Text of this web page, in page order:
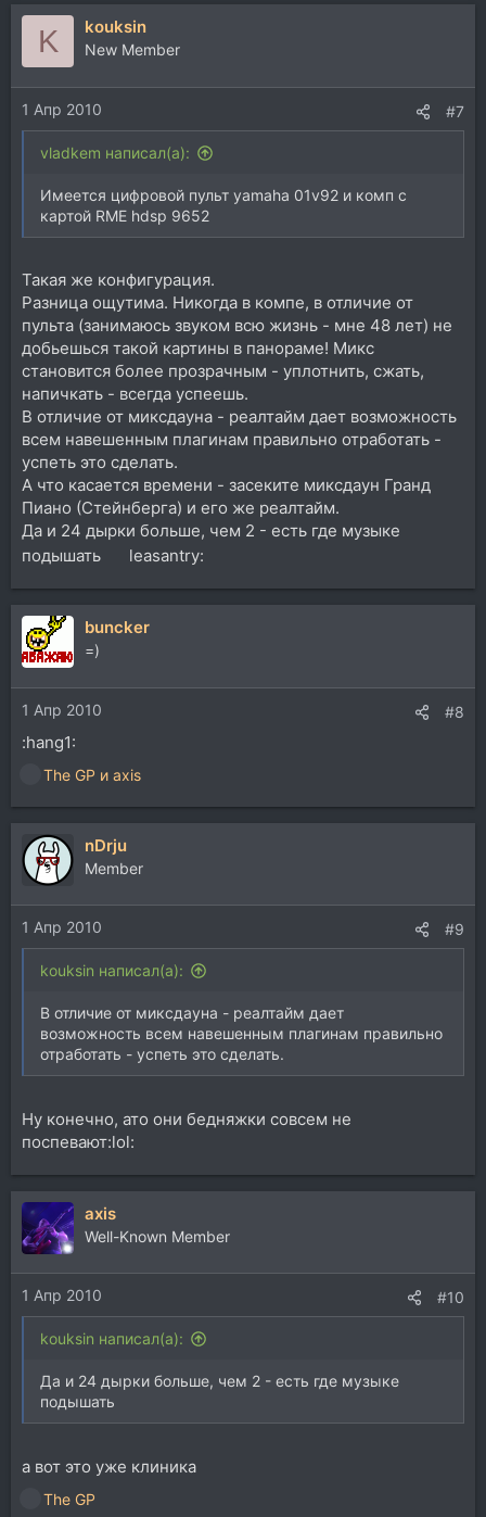
K kouksin
New Member
1 Апр 2010 #7
vladkem написал(а):
Имеется цифровой пульт yamaha 01v92 и комп с
картой RME hdsp 9652
Такая же конфигурация.
Разница ощутима. Никогда в компе, в отличие от
пульта (занимаюсь звуком всю жизнь - мне 48 лет) не
добьешься такой картины в панораме! Микс
становится более прозрачным - уплотнить, сжать,
напичкать - всегда успеешь.
В отличие от миксдауна - реалтайм дает возможность
всем навешенным плагинам правильно отработать -
успеть это сделать.
А что касается времени - засеките миксдаун Гранд
Пиано (Стейнберга) и его же реалтайм.
Да и 24 дырки больше, чем 2 - есть где музыке
подышать
leasantry:
buncker
=)
1 Апр 2010 #8
:hang1:
е
а
к
ц
и
:
The GP и axis
nDrju
Member
1 Апр 2010 #9
kouksin написал(а):
В отличие от миксдауна - реалтайм дает
возможность всем навешенным плагинам правильно
отработать - успеть это сделать.
Ну конечно, ато они бедняжки совсем не
поспевают:lol:
axis
Well-Known Member
1 Апр 2010 #10
kouksin написал(а):
Да и 24 дырки больше, чем 2 - есть где музыке
подышать
а вот это уже клиника
The GP